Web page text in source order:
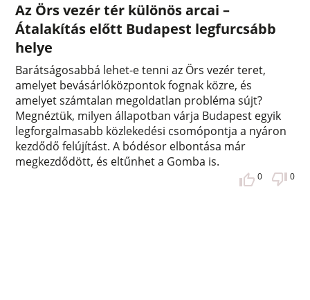
Az Örs vezér tér különös arcai –
Átalakítás előtt Budapest legfurcsább
helye
Barátságosabbá lehet-e tenni az Örs vezér teret,
amelyet bevásárlóközpontok fognak közre, és
amelyet számtalan megoldatlan probléma sújt?
Megnéztük, milyen állapotban várja Budapest egyik
legforgalmasabb közlekedési csomópontja a nyáron
kezdődő felújítást. A bódésor elbontása már
megkezdődött, és eltűnhet a Gomba is.
0 0